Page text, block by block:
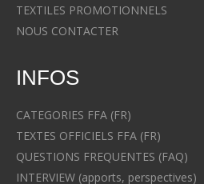
TEXTILES PROMOTIONNELS
NOUS CONTACTER
INFOS
CATEGORIES FFA (FR)
TEXTES OFFICIELS FFA (FR)
QUESTIONS FREQUENTES (FAQ)
INTERVIEW (apports, perspectives)